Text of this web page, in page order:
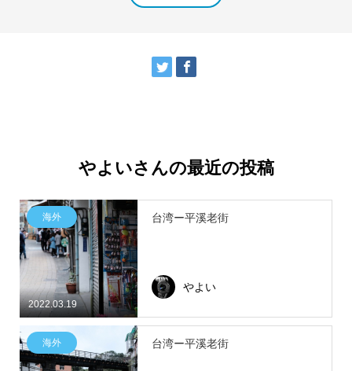
やよいさんの最近の投稿
2022.03.19
海外 台湾ー平溪老街
やよい
海外 台湾ー平溪老街